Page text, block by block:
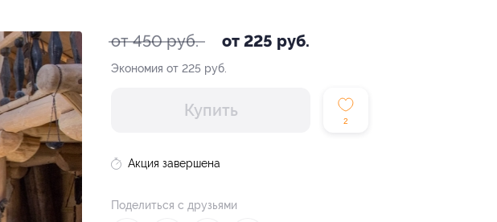
от 450 руб. от 225 руб.
Экономия от 225 руб.
Купить
2
Акция завершена
Поделиться с друзьями